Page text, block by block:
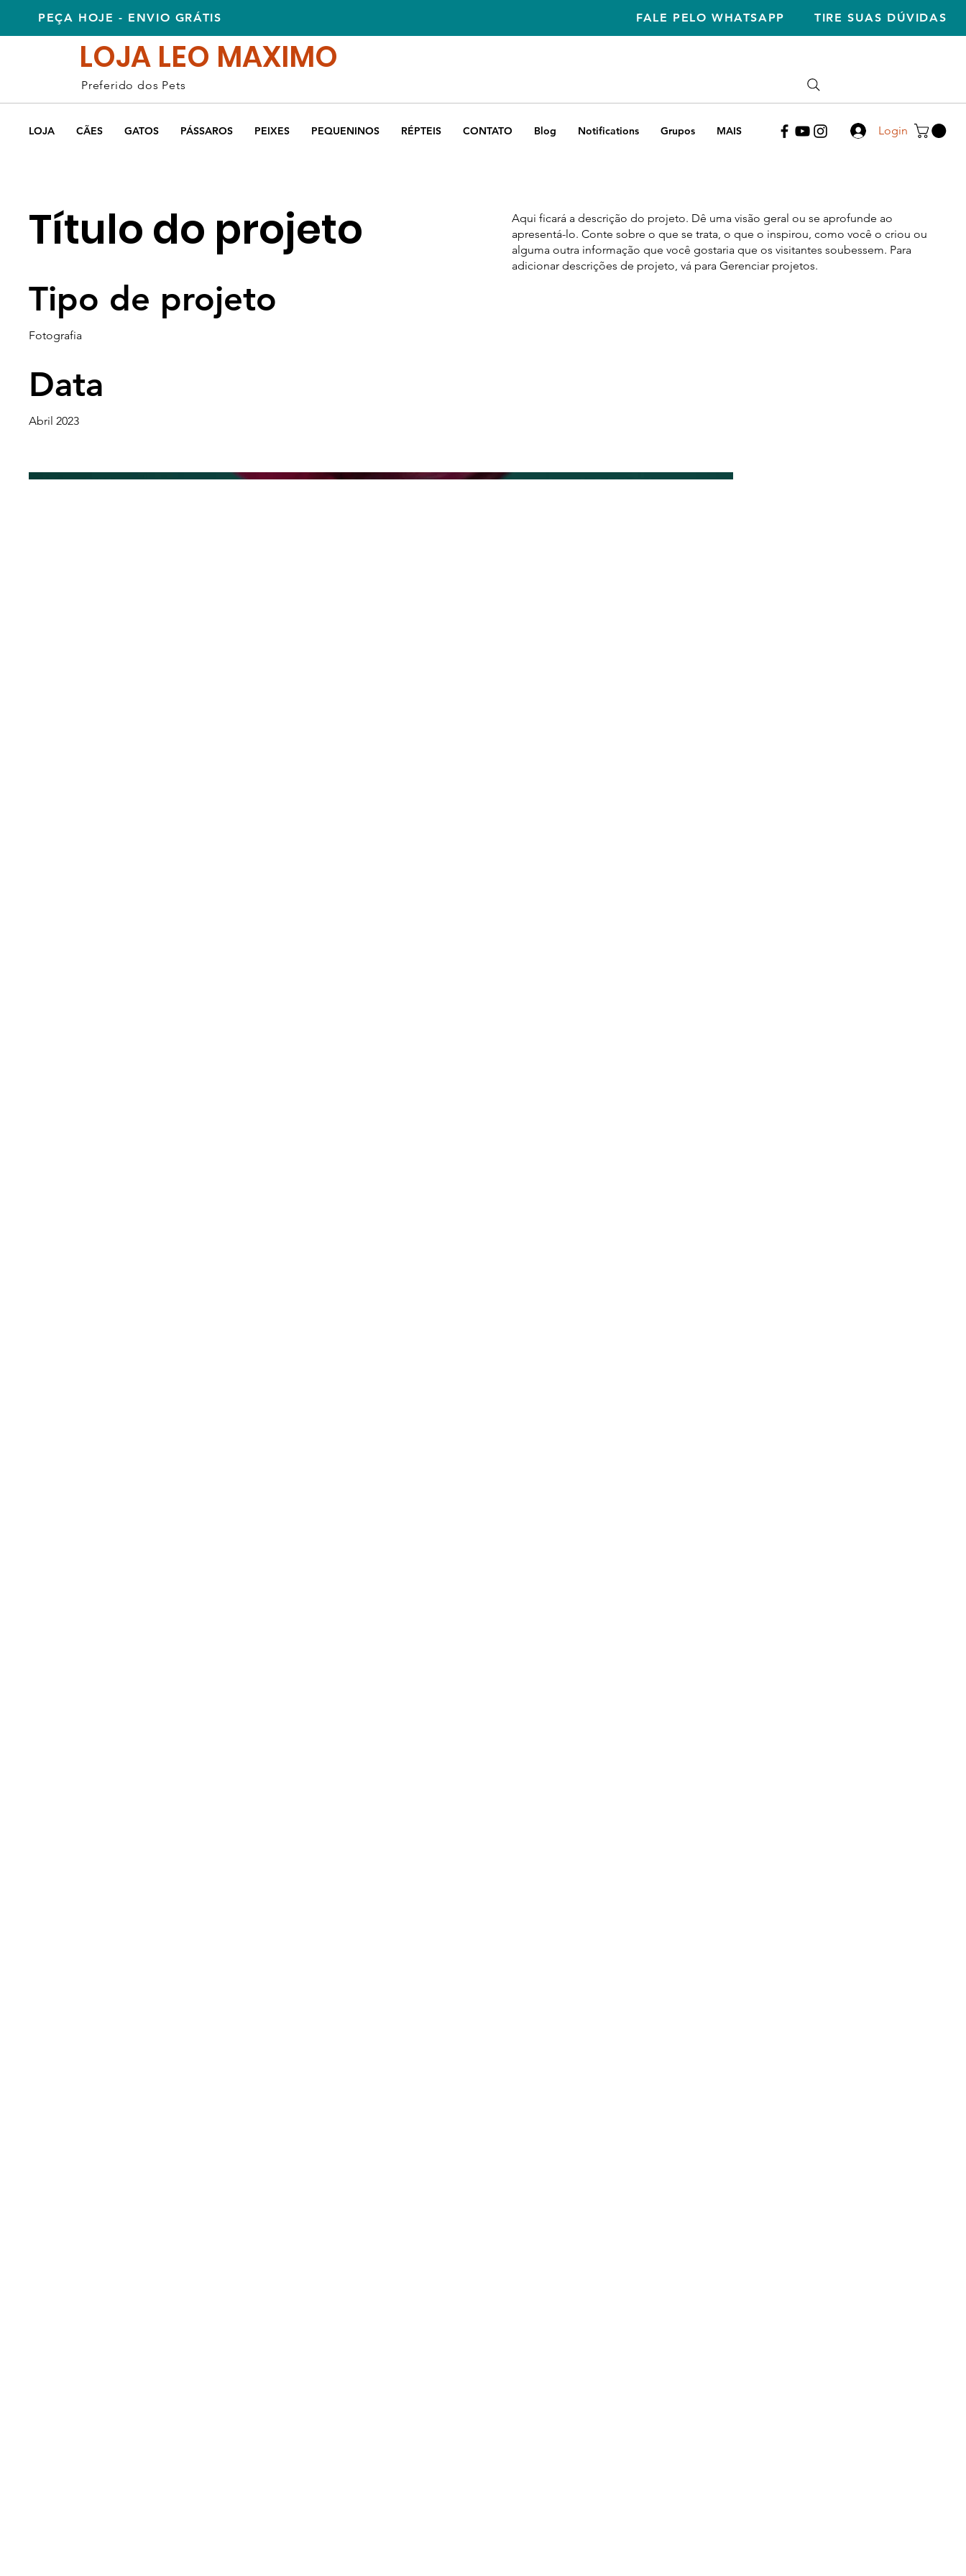
LOJA CÃES GATOS PÁSSAROS PEIXES PEQUENINOS RÉPTEIS CONTATO Blog Notifications Grupos MAIS
LOJA LEO MAXIMO
Preferido dos Pets
Login
PEÇA HOJE - ENVIO GRÁTIS FALE PELO WHATSAPP TIRE SUAS DÚVIDAS
Título do projeto
Tipo de projeto
Fotografia
Data
Abril 2023
Aqui ficará a descrição do projeto. Dê uma visão geral ou se aprofunde ao
apresentá-lo. Conte sobre o que se trata, o que o inspirou, como você o criou ou
alguma outra informação que você gostaria que os visitantes soubessem. Para
adicionar descrições de projeto, vá para Gerenciar projetos.